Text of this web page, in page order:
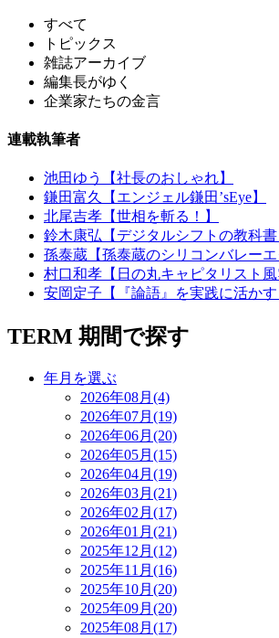
すべて
トピックス
雑誌アーカイブ
編集長がゆく
企業家たちの金言
連載執筆者
池田ゆう【社長のおしゃれ】
鎌田富久【エンジェル鎌田’sEye】
北尾吉孝【世相を斬る！】
鈴木康弘【デジタルシフトの教科書
孫泰蔵【孫泰蔵のシリコンバレーエ
村口和孝【日の丸キャピタリスト風
安岡定子【『論語』を実践に活かす
TERM 期間で探す
年月を選ぶ
2026年08月(4)
2026年07月(19)
2026年06月(20)
2026年05月(15)
2026年04月(19)
2026年03月(21)
2026年02月(17)
2026年01月(21)
2025年12月(12)
2025年11月(16)
2025年10月(20)
2025年09月(20)
2025年08月(17)